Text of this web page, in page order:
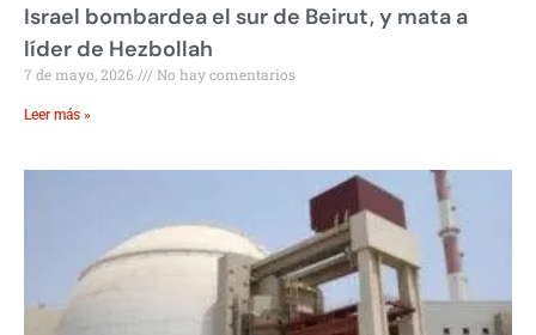
Israel bombardea el sur de Beirut, y mata a
líder de Hezbollah
7 de mayo, 2026 No hay comentarios
Leer más »